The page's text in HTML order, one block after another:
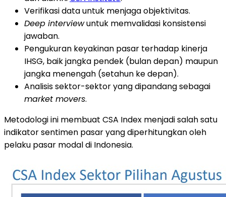
Verifikasi data untuk menjaga objektivitas.
Deep interviewuntuk memvalidasi konsistensi
jawaban.
Pengukuran keyakinan pasar terhadap kinerja
IHSG, baik jangka pendek (bulan depan) maupun
jangka menengah (setahun ke depan).
Analisis sektor-sektor yang dipandang sebagai
market movers.
Metodologi ini membuat CSA Index menjadi salah satu
indikator sentimen pasar yang diperhitungkan oleh
pelaku pasar modal di Indonesia.